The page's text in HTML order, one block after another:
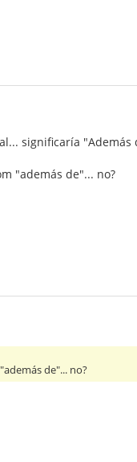
significaría "Además
"además de"... no?
de"... no?